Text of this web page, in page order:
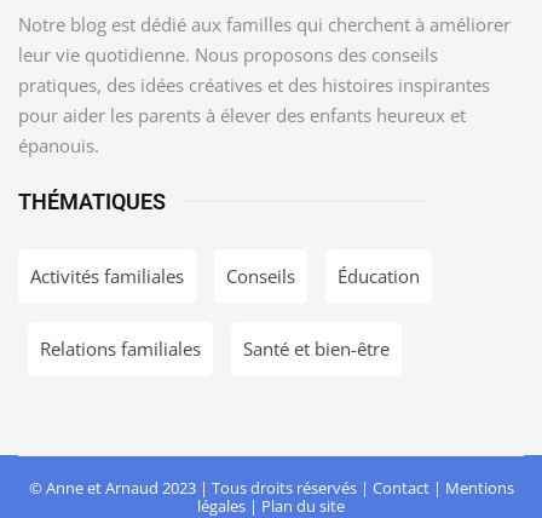
Notre blog est dédié aux familles qui cherchent à améliorer
leur vie quotidienne. Nous proposons des conseils
pratiques, des idées créatives et des histoires inspirantes
pour aider les parents à élever des enfants heureux et
épanouis.
THÉMATIQUES
Activités familiales Conseils Éducation
Relations familiales Santé et bien-être
© Anne et Arnaud 2023 | Tous droits réservés | Contact| Mentions
légales | Plan du site